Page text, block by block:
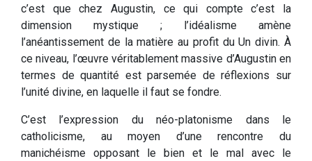
c’est que chez Augustin, ce qui compte c’est la
dimension mystique ; l’idéalisme amène
l’anéantissement de la matière au profit du Un divin. À
ce niveau, l’œuvre véritablement massive d’Augustin en
termes de quantité est parsemée de réflexions sur
l’unité divine, en laquelle il faut se fondre.
C’est l’expression du néo-platonisme dans le
catholicisme, au moyen d’une rencontre du
manichéisme opposant le bien et le mal avec le